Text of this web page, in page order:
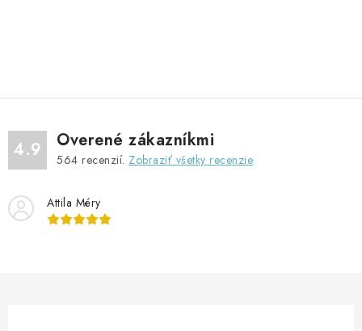
á
d
a
c
e
4.9 Overené zákazníkmi
564 recenzií. Zobraziť všetky recenzie
Attila Méry